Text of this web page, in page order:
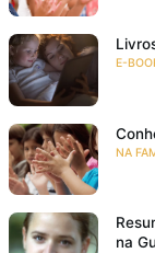
E-
NA
na